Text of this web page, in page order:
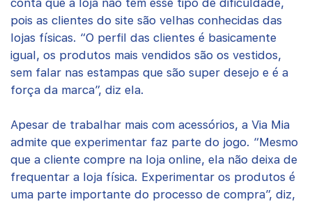
conta que a loja não tem esse tipo de dificuldade,
pois as clientes do site são velhas conhecidas das
lojas físicas. “O perfil das clientes é basicamente
igual, os produtos mais vendidos são os vestidos,
sem falar nas estampas que são super desejo e é a
força da marca”, diz ela.
Apesar de trabalhar mais com acessórios, a Via Mia
admite que experimentar faz parte do jogo. “Mesmo
que a cliente compre na loja online, ela não deixa de
frequentar a loja física. Experimentar os produtos é
uma parte importante do processo de compra”, diz,